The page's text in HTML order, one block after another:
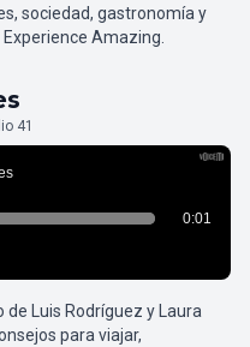
sociedad, gastronomía y
Amazing.
41
Luis Rodríguez y Laura
para viajar,